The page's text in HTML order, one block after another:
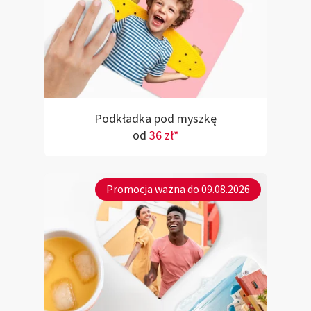
Podkładka pod myszkę
od 36 zł*
Promocja ważna do 09.08.2026